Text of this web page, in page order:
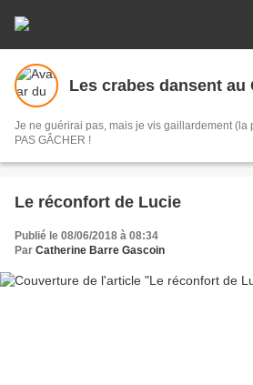
Les crabes dansent au
Je ne guérirai pas, mais je vis gaillardement (la
PAS GÂCHER !
Le réconfort de Lucie
Publié le 08/06/2018 à 08:34
Par Catherine Barre Gascoin